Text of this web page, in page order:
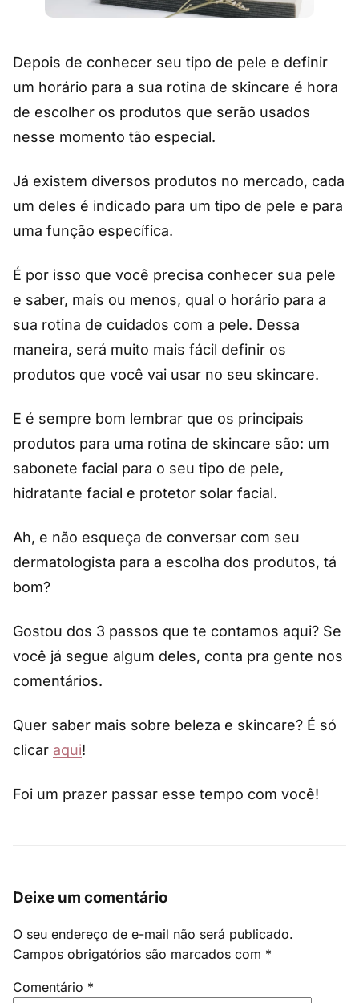
Depois de conhecer seu tipo de pele e definir
um horário para a sua rotina de skincare é hora
de escolher os produtos que serão usados
nesse momento tão especial.
Já existem diversos produtos no mercado, cada
um deles é indicado para um tipo de pele e para
uma função específica.
É por isso que você precisa conhecer sua pele
e saber, mais ou menos, qual o horário para a
sua rotina de cuidados com a pele. Dessa
maneira, será muito mais fácil definir os
produtos que você vai usar no seu skincare.
E é sempre bom lembrar que os principais
produtos para uma rotina de skincare são: um
sabonete facial para o seu tipo de pele,
hidratante facial e protetor solar facial.
Ah, e não esqueça de conversar com seu
dermatologista para a escolha dos produtos, tá
bom?
Gostou dos 3 passos que te contamos aqui? Se
você já segue algum deles, conta pra gente nos
comentários.
Quer saber mais sobre beleza e skincare? É só
clicar aqui!
Foi um prazer passar esse tempo com você!
Deixe um comentário
O seu endereço de e-mail não será publicado.
Campos obrigatórios são marcados com *
Comentário *